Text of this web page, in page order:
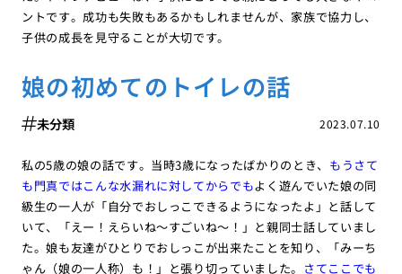
ントです。成功も失敗もあるかもしれませんが、家族で協力し、
子供の成長を見守ることが大切です。
娘の初めてのトイレの話
2023.07.10
未分類
私の5歳の娘の話です。当時3歳になったばかりのとき、 もうさて
も門真ではこんな水漏れに対してからでもよく遊んでいた娘の同
級生の一人が「自分でおしっこできるようになったよ」と話して
いて、「えー！えらいね〜すごいね〜！」と親同士話していまし
た。娘も友達がひとりでおしっこが出来たことを知り、「みーち
ゃん（娘の一人称）も！」と張り切っていました。 さてここでも